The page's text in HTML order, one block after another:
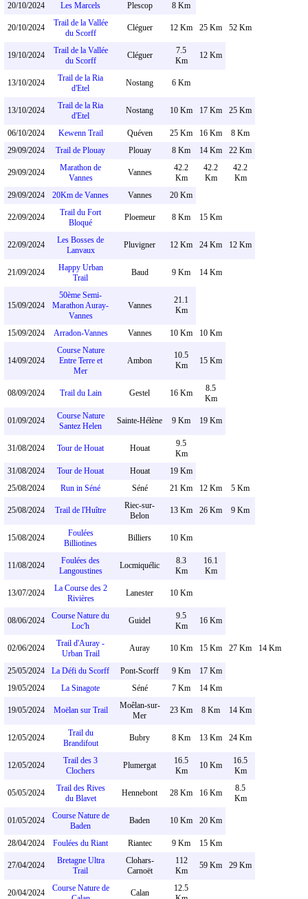
20/10/2024 Les Marcels Plescop 8 Km
20/10/2024
Trail de la Vallée
du Scorff
Cléguer 12 Km 25 Km 52 Km
19/10/2024
Trail de la Vallée
du Scorff
Cléguer
7.5
Km
12 Km
13/10/2024
Trail de la Ria
d'Etel
Nostang 6 Km
13/10/2024
Trail de la Ria
d'Etel
Nostang 10 Km 17 Km 25 Km
06/10/2024 Kewenn Trail Quéven 25 Km 16 Km
8 Km
29/09/2024
Trail de Plouay Plouay 8 Km 14 Km 22 Km
29/09/2024
Marathon de
Vannes
Vannes
42.2
Km
42.2
Km
42.2
Km
29/09/2024
20Km de Vannes Vannes 20 Km
22/09/2024
Trail du Fort
Bloqué
Ploemeur 8 Km 15 Km
22/09/2024
Les Bosses de
Lanvaux
Pluvigner 12 Km 24 Km 12 Km
21/09/2024
Happy Urban
Trail
Baud 9 Km 14 Km
15/09/2024
50ème Semi-
Marathon Auray-
Vannes
Vannes
21.1
Km
15/09/2024 Arradon-Vannes Vannes 10 Km 10 Km
14/09/2024
Course Nature
Entre Terre et
Mer
Ambon
10.5
Km
15 Km
08/09/2024 Trail du Lain Gestel 16 Km
8.5
Km
01/09/2024
Course Nature
Santez Helen
Sainte-Hélène 9 Km 19 Km
31/08/2024 Tour de Houat Houat
9.5
Km
31/08/2024
Tour de Houat Houat
19 Km
25/08/2024
Run in Séné Séné 21 Km 12 Km 5 Km
25/08/2024 Trail de l'Huître
Riec-sur-
Belon
13 Km 26 Km 9 Km
15/08/2024
Foulées
Billiotines
Billiers 10 Km
11/08/2024
Foulées des
Langoustines
Locmiquélic
8.3
Km
16.1
Km
13/07/2024
La Course des 2
Rivières
Lanester 10 Km
08/06/2024
Course Nature du
Loc'h
Guidel
9.5
Km
16 Km
02/06/2024
Trail d'Auray -
Urban Trail
Auray 10 Km 15 Km 27 Km 14 Km
25/05/2024 La Défi du Scorff Pont-Scorff 9 Km
17 Km
19/05/2024
La Sinagote Séné 7 Km 14 Km
19/05/2024 Moëlan sur Trail
Moêlan-sur-
Mer
23 Km 8 Km 14 Km
12/05/2024
Trail du
Brandifout
Bubry 8 Km 13 Km 24 Km
12/05/2024
Trail des 3
Clochers
Plumergat
16.5
Km
10 Km
16.5
Km
05/05/2024
Trail des Rives
du Blavet
Hennebont 28 Km 16 Km
8.5
Km
01/05/2024
Course Nature de
Baden
Baden 10 Km 20 Km
28/04/2024 Foulées du Riant Riantec 9 Km 15 Km
27/04/2024
Bretagne Ultra
Trail
Clohars-
Carnoët
112
Km
59 Km 29 Km
20/04/2024
Course Nature de
Calan
12.5